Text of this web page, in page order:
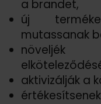
a brandet,
új
mutassanak
növeljék
aktivizálják a